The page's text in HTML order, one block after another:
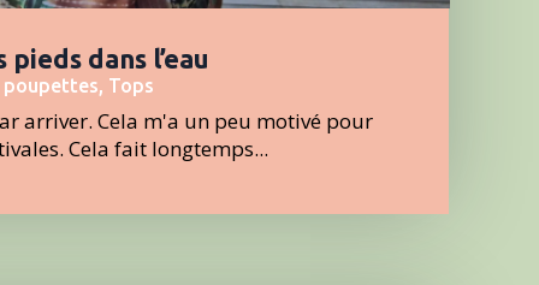
dans l’eau
poupettes Tops
arriver. Cela m'a un peu motivé pour
Cela fait longtemps...